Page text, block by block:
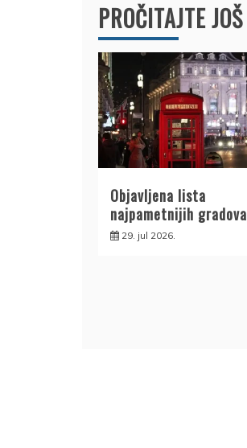
PROČITAJTE JOŠ
Objavljena lista
najpametnijih gradova
29. jul 2026.